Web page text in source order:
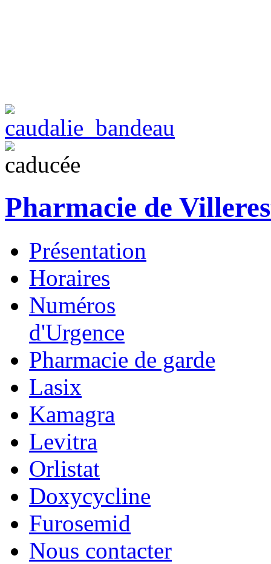
Pharmacie de
Présentation
Horaires
Numéros
d'Urgence
Pharmacie de garde
Lasix
Kamagra
Levitra
Orlistat
Doxycycline
Furosemid
Nous contacter